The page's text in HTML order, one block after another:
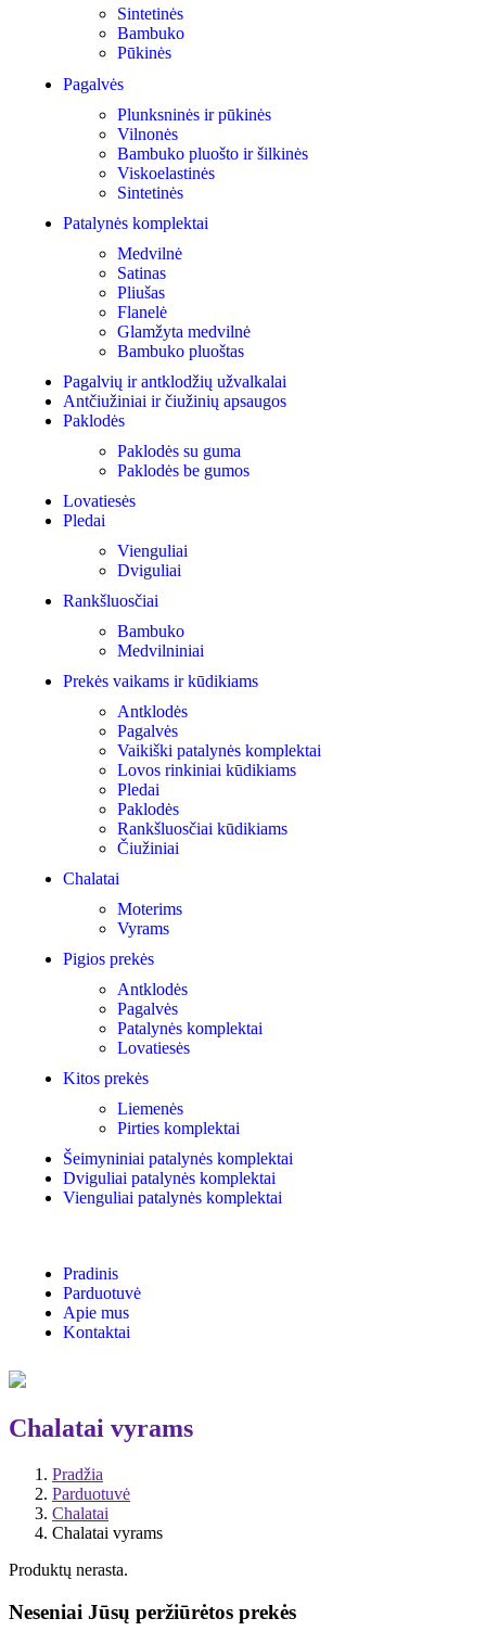
Sintetinės
Bambuko
Pūkinės
Pagalvės
Plunksninės ir pūkinės
Vilnonės
Bambuko pluošto ir šilkinės
Viskoelastinės
Sintetinės
Patalynės komplektai
Medvilnė
Satinas
Pliušas
Flanelė
Glamžyta medvilnė
Bambuko pluoštas
Pagalvių ir antklodžių užvalkalai
Antčiužiniai ir čiužinių apsaugos
Paklodės
Paklodės su guma
Paklodės be gumos
Lovatiesės
Pledai
Vienguliai
Dviguliai
Rankšluosčiai
Bambuko
Medvilniniai
Prekės vaikams ir kūdikiams
Antklodės
Pagalvės
Vaikiški patalynės komplektai
Lovos rinkiniai kūdikiams
Pledai
Paklodės
Rankšluosčiai kūdikiams
Čiužiniai
Chalatai
Moterims
Vyrams
Pigios prekės
Antklodės
Pagalvės
Patalynės komplektai
Lovatiesės
Kitos prekės
Liemenės
Pirties komplektai
Šeimyniniai patalynės komplektai
Dviguliai patalynės komplektai
Vienguliai patalynės komplektai
Pradinis
Parduotuvė
Apie mus
Kontaktai
Chalatai vyrams
Pradžia
Parduotuvė
Chalatai
Chalatai vyrams
Produktų nerasta.
Neseniai Jūsų peržiūrėtos prekės